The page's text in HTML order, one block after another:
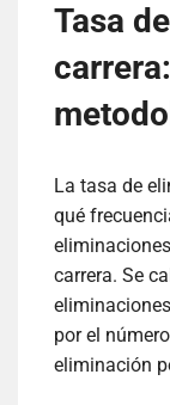
Tasa
La tasa de
qué
carrera. Se
por el
eliminación